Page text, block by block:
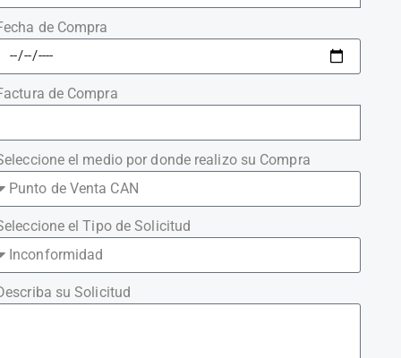
de Compra
de Compra
el medio por donde realizo su Compra
el Tipo de Solicitud
su Solicitud